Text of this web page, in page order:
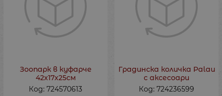
Зоопарк в куфарче
42х17х25см
Код: 724570613
Градинска количка Palau
с аксесоари
Код: 724236599